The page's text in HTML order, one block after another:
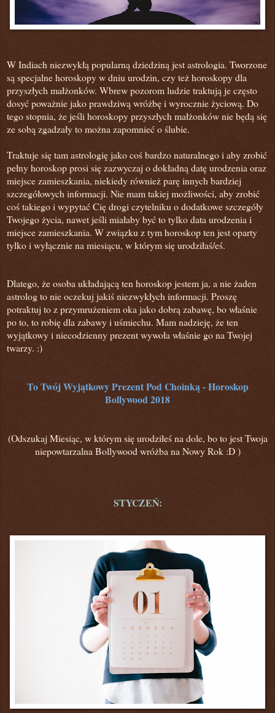
W Indiach niezwykłą popularną dziedziną jest astrologia. Tworzone
są specjalne horoskopy w dniu urodzin, czy też horoskopy dla
przyszłych małżonków. Wbrew pozorom ludzie traktują je często
dosyć poważnie jako prawdziwą wróżbę i wyrocznie życiową. Do
tego stopnia, że jeśli horoskopy przyszłych małżonków nie będą się
ze sobą zgadzały to można zapomnieć o ślubie.
Traktuje się tam astrologię jako coś bardzo naturalnego i aby zrobić
pełny horoskop prosi się zazwyczaj o dokładną datę urodzenia oraz
miejsce zamieszkania, niekiedy również parę innych bardziej
szczegółowych informacji. Nie mam takiej możliwości, aby zrobić
coś takiego i wypytać Cię drogi czytelniku o dodatkowe szczegóły
Twojego życia, nawet jeśli miałaby być to tylko data urodzenia i
miejsce zamieszkania. W związku z tym horoskop ten jest oparty
tylko i wyłącznie na miesiącu, w którym się urodziłaś/eś.
Dlatego, że osoba układającą ten horoskop jestem ja, a nie żaden
astrolog to nie oczekuj jakiś niezwykłych informacji. Proszę
potraktuj to z przymrużeniem oka jako dobrą zabawę, bo właśnie
po to, to robię dla zabawy i uśmiechu. Mam nadzieję, że ten
wyjątkowy i niecodzienny prezent wywoła właśnie go na Twojej
twarzy. :)
To Twój Wyjątkowy Prezent Pod Choinką - Horoskop
Bollywood 2018
(Odszukaj Miesiąc, w którym się urodziłeś na dole, bo to jest Twoja
niepowtarzalna Bollywood wróżba na Nowy Rok :D )
STYCZEŃ: